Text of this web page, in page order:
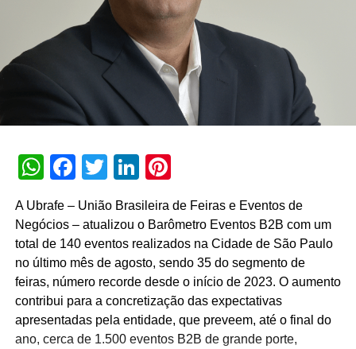
WhatsApp
Facebook
TwitterLinkedIn
A Ubrafe – União Brasileira de Feiras e Eventos de
Negócios – atualizou o Barômetro Eventos B2B com um
total de 140 eventos realizados na Cidade de São Paulo
no último mês de agosto, sendo 35 do segmento de
feiras, número recorde desde o início de 2023. O aumento
contribui para a concretização das expectativas
apresentadas pela entidade, que preveem, até o final do
ano, cerca de 1.500 eventos B2B de grande porte,